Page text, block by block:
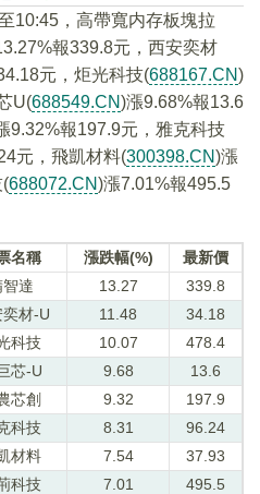
10:45，高帶寬内存板塊拉
報339.8元，西安奕材
元，炬光科技(688167.CN)
U(688549.CN)漲9.68%報13.6
9.32%報197.9元，雅克科技
元，飛凱材料(300398.CN)漲
(688072.CN)漲7.01%報495.5
名稱 漲跌幅(%)
最新價
智達 13.27
339.8
材-U 11.48
34.18
科技 10.07
478.4
芯-U 9.68
13.6
芯創 9.32
197.9
科技 8.31
96.24
材料 7.54
37.93
科技 7.01 495.5